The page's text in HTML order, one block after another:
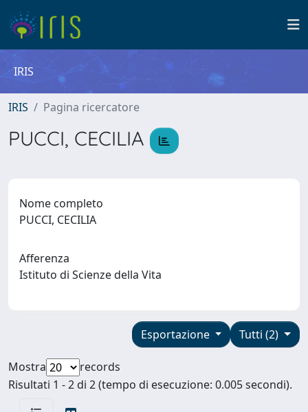
IRIS
IRIS Pagina ricercatore
PUCCI, CECILIA
Nome completo
PUCCI, CECILIA
Afferenza
Istituto di Scienze della Vita
Tutti (2)
Esportazione
Mostra
records
Risultati 1 - 2 di 2 (tempo di esecuzione: 0.005 secondi).